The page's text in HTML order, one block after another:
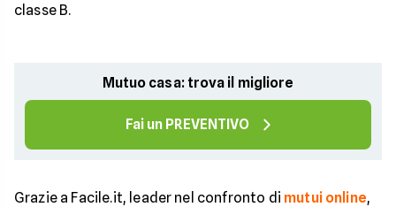
classe B.
Mutuo casa: trova il migliore
Fai un PREVENTIVO
Grazie a Facile.it, leader nel confronto di mutui online,